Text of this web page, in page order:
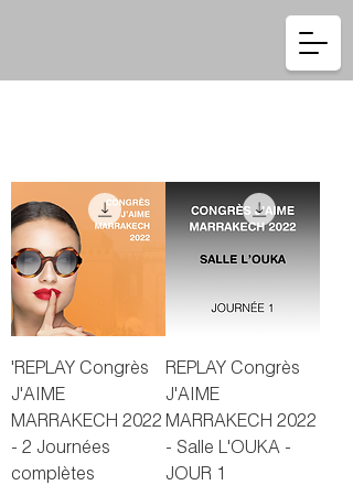
'REPLAY Congrès
J'AIME
MARRAKECH 2022
- 2 Journées
complètes
REPLAY Congrès
J'AIME
MARRAKECH 2022
- Salle L'OUKA -
JOUR 1